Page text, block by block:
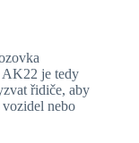
AK22 je tedy
řidiče, aby
nebo